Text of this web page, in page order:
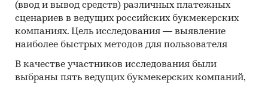
(ввод и вывод средств) различных платежных
сценариев в ведущих российских букмекерских
компаниях. Цель исследования — выявление
наиболее быстрых методов для пользователя
В качестве участников исследования были
выбраны пять ведущих букмекерских компаний,